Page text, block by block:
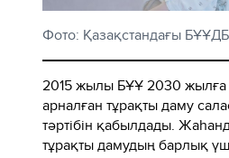
Фото: Қазақстандағы БҰҰДБ
2015 жылы БҰҰ 2030 жылға
арналған тұрақты даму
тәртібін қабылдады.
тұрақты дамудың барлық